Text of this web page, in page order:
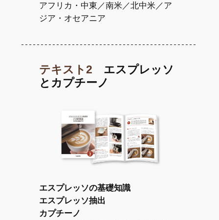
アフリカ・中東／南米／北中米／ア
ジア・オセアニア
テキスト2 エスプレッソ
とカプチーノ
エスプレッソの基礎知識
エスプレッソ抽出
カプチーノ